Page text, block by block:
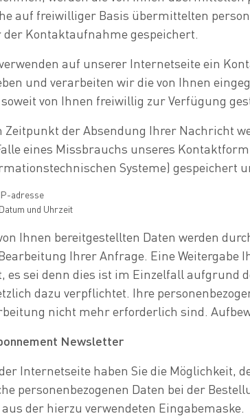
auf freiwilliger Basis übermittelten
der Kontaktaufnahme gespeichert.
auf unserer Internetseite ein
und verarbeiten wir die von Ihnen
von Ihnen freiwillig zur Verfügung
Zeitpunkt der Absendung Ihrer Nachricht
eines Missbrauchs unseres
Systeme) gespeichert
IP-adresse
Datum und Uhrzeit
Ihnen bereitgestellten Daten werden
Ihrer Anfrage. Eine Weitergabe
es sei denn dies ist im Einzelfall aufgrund
dazu verpflichtet. Ihre
nicht mehr erforderlich sind.
Newsletter
Internetseite haben Sie die Möglichkeit,
personenbezogenen Daten bei der
der hierzu verwendeten Eingabemaske.